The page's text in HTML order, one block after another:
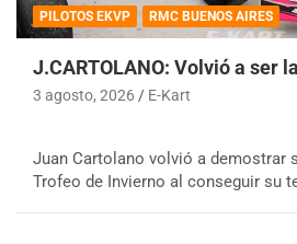
PILOTOS EKVP RMC BUENOS AIRES
J.CARTOLANO: Volvió a ser
3 agosto, 2026 E-Kart
Juan Cartolano volvió a demostrar
Trofeo de Invierno al conseguir su
COBERTURA ESPECIAL DE E-
08/09-AGO
IAME SERIES ARGENTINA 6